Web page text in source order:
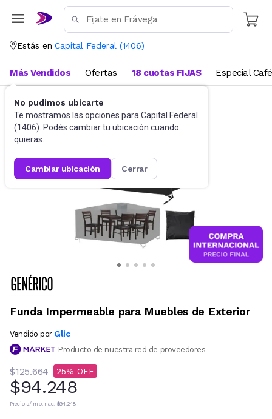
Estás en Capital Federal (1406)
No pudimos ubicarte
Te mostramos las opciones para Capital Federal
(1406). Podés cambiar tu ubicación cuando
quieras.
cambiar ubicación cerrar
Más Vendidos Ofertas 18 cuotas FIJAS Especial Café
Jardín
Funda Impermeable para Muebles de Exterior
Vendido por Glic
Producto de nuestra red de proveedores
$125.664 25
$94.248
Precio s/imp. nac. $94.248